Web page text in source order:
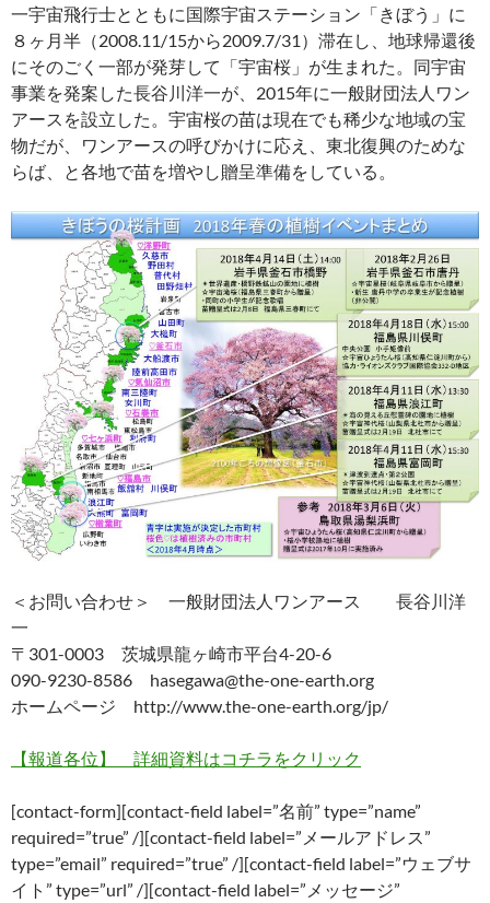
一宇宙飛行士とともに国際宇宙ステーション「きぼう」に
８ヶ月半（2008.11/15から2009.7/31）滞在し、地球帰還後
にそのごく一部が発芽して「宇宙桜」が生まれた。同宇宙
事業を発案した長谷川洋一が、2015年に一般財団法人ワン
アースを設立した。宇宙桜の苗は現在でも稀少な地域の宝
物だが、ワンアースの呼びかけに応え、東北復興のためな
らば、と各地で苗を増やし贈呈準備をしている。
＜お問い合わせ＞ 一般財団法人ワンアース 長谷川洋
一
〒301-0003 茨城県龍ヶ崎市平台4-20-6
090-9230-8586 hasegawa@the-one-earth.org
ホームページ http://www.the-one-earth.org/jp/
【報道各位】 詳細資料はコチラをクリック
[contact-form][contact-field label=”名前” type=”name”
required=”true” /][contact-field label=”メールアドレス”
type=”email” required=”true” /][contact-field label=”ウェブサ
イト” type=”url” /][contact-field label=”メッセージ”